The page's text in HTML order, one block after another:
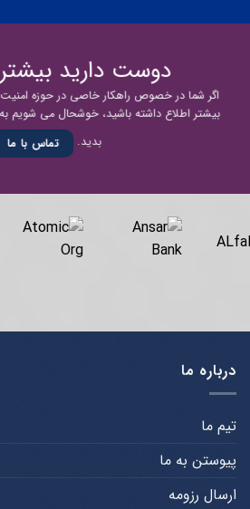
دوست دارید
اگر شما در خصوص راهکار خاصی در حوزه
بیشتر اطلاع داشته باشید، خوشحال می شویم
بدید.
تماس با ما
درباره ما
تیم ما
پیوستن به ما
ارسال رزومه